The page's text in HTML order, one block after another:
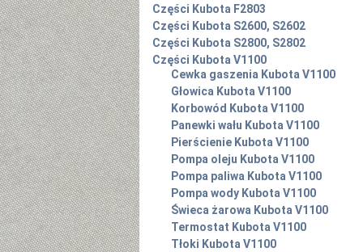
Części Kubota F2803
Części Kubota S2600, S2602
Części Kubota S2800, S2802
Części Kubota V1100
Cewka gaszenia Kubota V1100
Głowica Kubota V1100
Korbowód Kubota V1100
Panewki wału Kubota V1100
Pierścienie Kubota V1100
Pompa oleju Kubota V1100
Pompa paliwa Kubota V1100
Pompa wody Kubota V1100
Świeca żarowa Kubota V1100
Termostat Kubota V1100
Tłoki Kubota V1100